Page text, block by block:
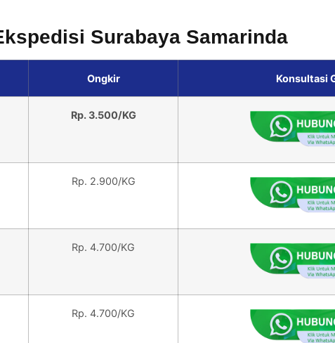
Surabaya Samarinda
Ongkir Konsultasi
Rp. 3.500/KG
Rp. 2.900/KG
Rp. 4.700/KG
Rp. 4.700/KG